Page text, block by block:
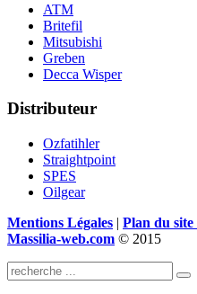
ATM
Britefil
Mitsubishi
Greben
Decca Wisper
Distributeur
Ozfatihler
Straightpoint
SPES
Oilgear
Mentions Légales | Plan du site
Massilia-web.com © 2015